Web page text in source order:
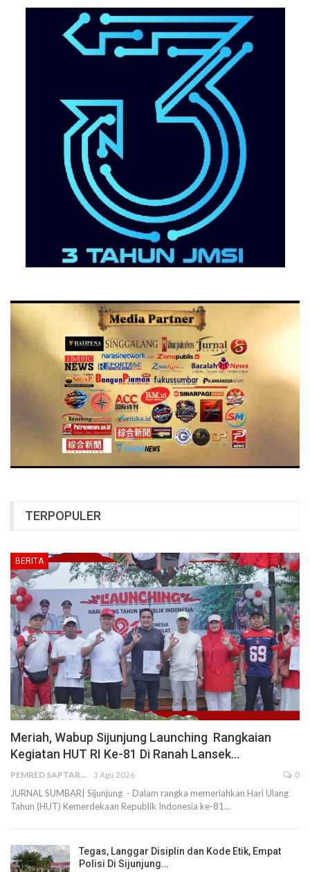
TERPOPULER
BERITA
Meriah, Wabup Sijunjung Launching Rangkaian
Kegiatan HUT RI Ke-81 Di Ranah Lansek…
PEMRED SAPTARIUS 3 Agu 2026 0
JURNAL SUMBAR| Sijunjung - Dalam rangka memeriahkan Hari Ulang
Tahun (HUT) Kemerdekaan Republik Indonesia ke-81…
Tegas, Langgar Disiplin dan Kode Etik, Empat
Polisi Di Sijunjung…